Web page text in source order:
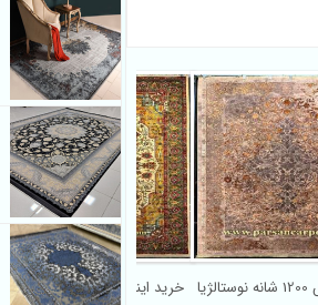
خرید فرش 1200 شانه نوستالژیا